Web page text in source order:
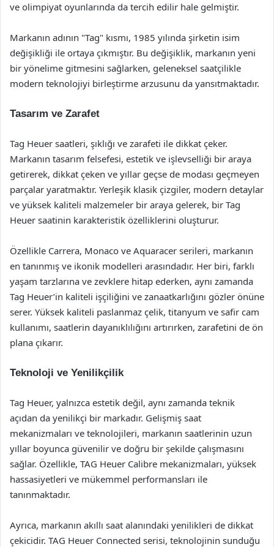
ve olimpiyat oyunlarında da tercih edilir hale gelmiştir.
Markanın adının "Tag" kısmı, 1985 yılında şirketin isim
değişikliği ile ortaya çıkmıştır. Bu değişiklik, markanın yeni
bir yönelime gitmesini sağlarken, geleneksel saatçilikle
modern teknolojiyi birleştirme arzusunu da yansıtmaktadır.
Tasarım ve Zarafet
Tag Heuer saatleri, şıklığı ve zarafeti ile dikkat çeker.
Markanın tasarım felsefesi, estetik ve işlevselliği bir araya
getirerek, dikkat çeken ve yıllar geçse de modası geçmeyen
parçalar yaratmaktır. Yerleşik klasik çizgiler, modern detaylar
ve yüksek kaliteli malzemeler bir araya gelerek, bir Tag
Heuer saatinin karakteristik özelliklerini oluşturur.
Özellikle Carrera, Monaco ve Aquaracer serileri, markanın
en tanınmış ve ikonik modelleri arasındadır. Her biri, farklı
yaşam tarzlarına ve zevklere hitap ederken, aynı zamanda
Tag Heuer’in kaliteli işçiliğini ve zanaatkarlığını gözler önüne
serer. Yüksek kaliteli paslanmaz çelik, titanyum ve safir cam
kullanımı, saatlerin dayanıklılığını artırırken, zarafetini de ön
plana çıkarır.
Teknoloji ve Yenilikçilik
Tag Heuer, yalnızca estetik değil, aynı zamanda teknik
açıdan da yenilikçi bir markadır. Gelişmiş saat
mekanizmaları ve teknolojileri, markanın saatlerinin uzun
yıllar boyunca güvenilir ve doğru bir şekilde çalışmasını
sağlar. Özellikle, TAG Heuer Calibre mekanizmaları, yüksek
hassasiyetleri ve mükemmel performansları ile
tanınmaktadır.
Ayrıca, markanın akıllı saat alanındaki yenilikleri de dikkat
çekicidir. TAG Heuer Connected serisi, teknolojinin sunduğu